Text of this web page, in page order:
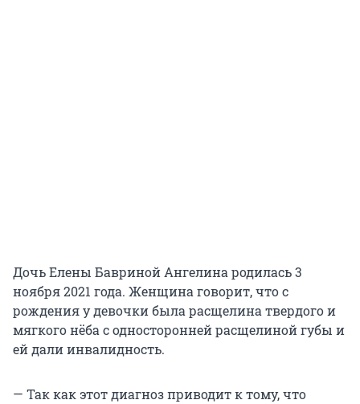
Дочь Елены Бавриной Ангелина родилась 3
ноября 2021 года. Женщина говорит, что с
рождения у девочки была расщелина твердого и
мягкого нёба с односторонней расщелиной губы и
ей дали инвалидность.
— Так как этот диагноз приводит к тому, что